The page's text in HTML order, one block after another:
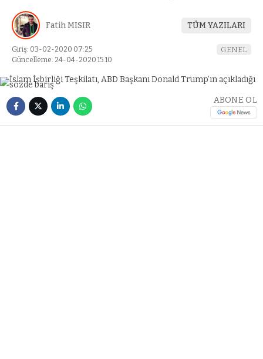
Fatih MISIR TÜM YAZILARI
Giriş: 03-02-2020 07:25
Güncelleme: 24-04-2020 15:10
GENEL
ABONE OL